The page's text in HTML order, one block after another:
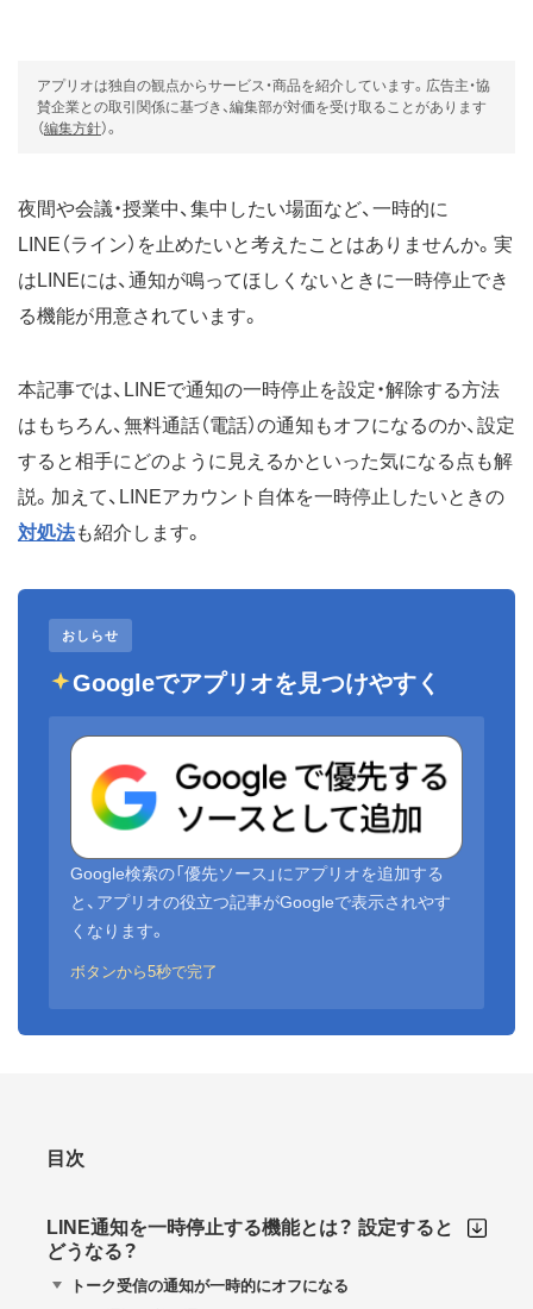
アプリオは独自の観点からサービス・商品を紹介しています。広告主・協
賛企業との取引関係に基づき、編集部が対価を受け取ることがあります
（編集方針）。
夜間や会議・授業中、集中したい場面など、一時的に
LINE（ライン）を止めたいと考えたことはありませんか。実
はLINEには、通知が鳴ってほしくないときに一時停止でき
る機能が用意されています。
本記事では、LINEで通知の一時停止を設定・解除する方法
はもちろん、無料通話（電話）の通知もオフになるのか、設定
すると相手にどのように見えるかといった気になる点も解
説。加えて、LINEアカウント自体を一時停止したいときの
対処法も紹介します。
おしらせ
Googleでアプリオを見つけやすく
Google検索の「優先ソース」にアプリオを追加する
と、アプリオの役立つ記事がGoogleで表示されやす
くなります。
ボタンから5秒で完了
目次
LINE通知を一時停止する機能とは？ 設定すると
どうなる？
トーク受信の通知が一時的にオフになる